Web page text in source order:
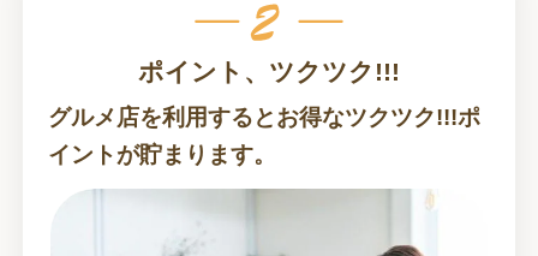
ポイント、ツクツク!!!
グルメ店を利用するとお得なツクツク!!!ポ
イントが貯まります。